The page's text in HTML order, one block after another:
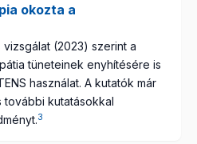
okozta a
(2023) szerint a
tüneteinek enyhítésére is
használat. A kutatók már
további kutatásokkal
3